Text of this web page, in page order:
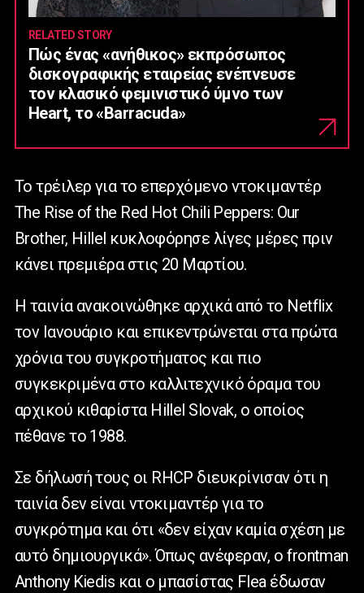
RELATED STORY
Πώς ένας «ανήθικος» εκπρόσωπος
δισκογραφικής εταιρείας ενέπνευσε
τον κλασικό φεμινιστικό ύμνο των
Heart, το «Barracuda»
Το τρέιλερ για το επερχόμενο ντοκιμαντέρ
The Rise of the Red Hot Chili Peppers: Our
Brother, Hillel κυκλοφόρησε λίγες μέρες πριν
κάνει πρεμιέρα στις 20 Μαρτίου.
Η ταινία ανακοινώθηκε αρχικά από το Netflix
τον Ιανουάριο και επικεντρώνεται στα πρώτα
χρόνια του συγκροτήματος και πιο
συγκεκριμένα στο καλλιτεχνικό όραμα του
αρχικού κιθαρίστα Hillel Slovak, ο οποίος
πέθανε το 1988.
Σε δήλωσή τους οι RHCP διευκρίνισαν ότι η
ταινία δεν είναι ντοκιμαντέρ για το
συγκρότημα και ότι «δεν είχαν καμία σχέση με
αυτό δημιουργικά». Όπως ανέφεραν, ο frontman
Anthony Kiedis και ο μπασίστας Flea έδωσαν